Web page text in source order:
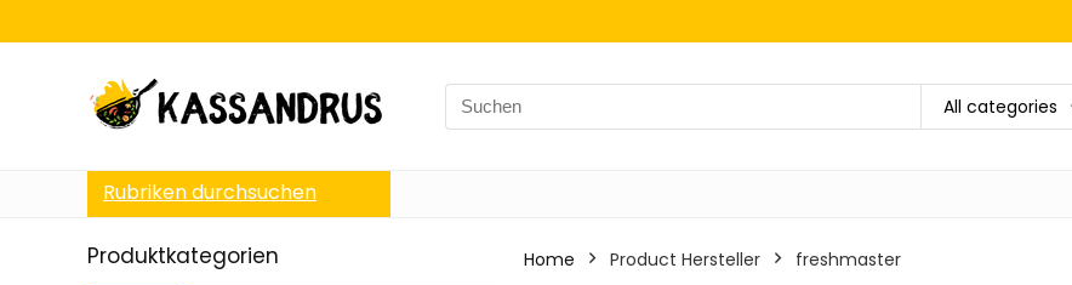
Search
for:
All categories
Rubriken durchsuchen
Produktkategorien Home Product Hersteller ‎freshmaster